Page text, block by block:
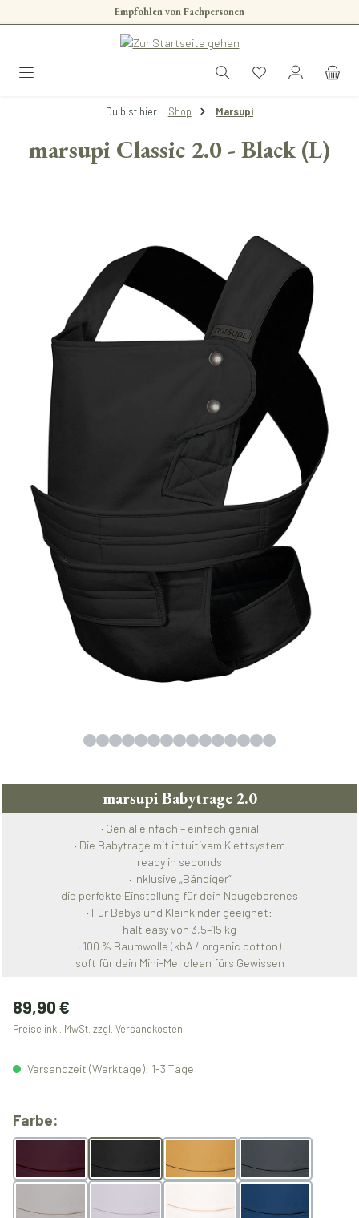
Zum Hauptinhalt springenEmpfohlen von Fachpersonen
Du bist hier: Shop Marsupi
marsupi Classic 2.0 - Black (L)
marsupi Babytrage 2.0
· Genial einfach – einfach genial
· Die Babytrage mit intuitivem Klettsystem
ready in seconds
· Inklusive „Bändiger“
die perfekte Einstellung für dein Neugeborenes
· Für Babys und Kleinkinder geeignet:
hält easy von 3,5–15 kg
· 100 % Baumwolle (kbA / organic cotton)
soft für dein Mini-Me, clean fürs Gewissen
Regulärer Preis:
89,90 €
Preise inkl. MwSt. zzgl. Versandkosten
Versandzeit (Werktage): 1-3 Tage
Farbe:
Berry Black Butterscotch Grey
Light Grey Natur Ocean